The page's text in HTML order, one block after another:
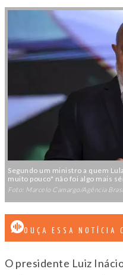
Segundo um ministro a quem
muito pouco" não foi algo mais
Foto: Marcelo Camargo/Agência
OUÇA ESSA NOTÍCIA
O presidente Luiz